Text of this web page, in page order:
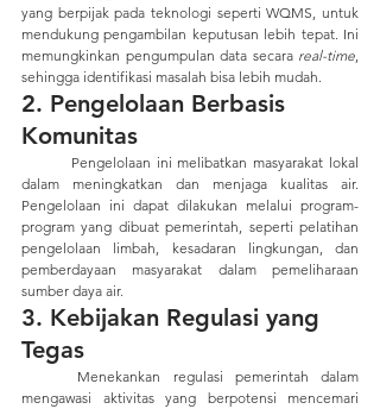
yang berpijak pada teknologi seperti WQMS, untuk
mendukung pengambilan keputusan lebih tepat. Ini
memungkinkan pengumpulan data secara real-time,
sehingga identifikasi masalah bisa lebih mudah.
2. Pengelolaan Berbasis
Komunitas
dalam meningkatkan dan menjaga kualitas air.
Pengelolaan ini dapat dilakukan melalui program-
program yang dibuat pemerintah, seperti pelatihan
pengelolaan limbah, kesadaran lingkungan, dan
pemberdayaan masyarakat dalam pemeliharaan
sumber daya air.
3. Kebijakan Regulasi yang
Tegas
mengawasi aktivitas yang berpotensi mencemari